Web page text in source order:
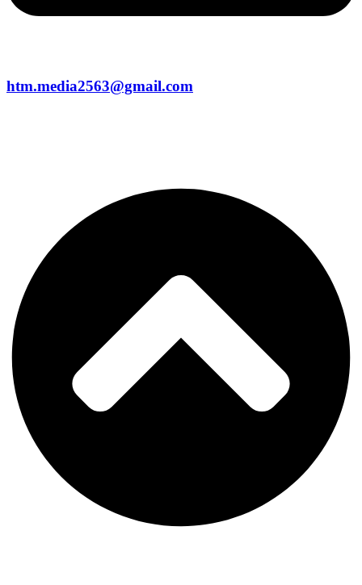
htm.media2563@gmail.com